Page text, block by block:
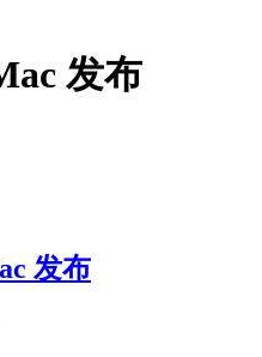
发布
发布